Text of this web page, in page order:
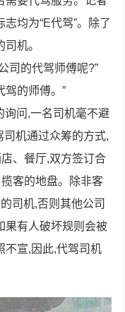
均为“E代驾”。除了
机。
的代驾师傅呢?”
的师傅。”
问,一名司机毫不避
司机通过众筹的方式,
、餐厅,双方签订合
客的地盘。除非客
司机,否则其他公司
果有人破坏规则会被
不宣,因此,代驾司机